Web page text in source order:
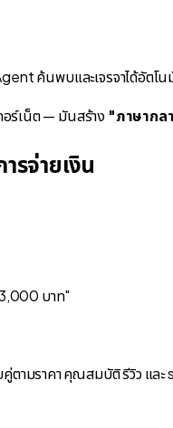
ค้นพบและเจรจาได้อัตโน
ร์เน็ต — มันสร้าง "ภาษากล
รจ่ายเงิน
บาท"
ตามราคา คุณสมบัติ รีวิว แล